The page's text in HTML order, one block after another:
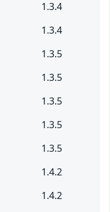
1.3.4
1.3.4
1.3.5
1.3.5
1.3.5
1.3.5
1.3.5
1.4.2
1.4.2